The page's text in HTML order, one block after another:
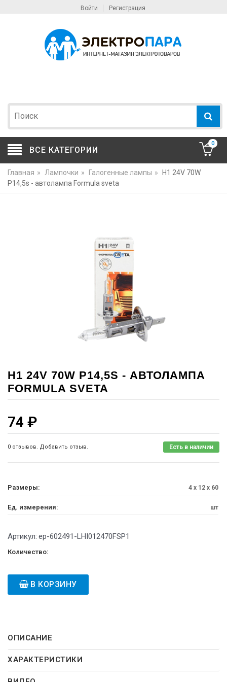
Войти Регистрация
ВСЕ КАТЕГОРИИ
0
Главная » Лампочки » Галогенные лампы »
H1 24V 70W
P14,5s - автолампа Formula sveta
H1 24V 70W P14,5S - АВТОЛАМПА
FORMULA SVETA
74 ₽
0 отзывов. Добавить отзыв. Есть в наличии
Размеры: 4 x 12 x 60
Ед. измерения: шт
Артикул: ep-602491-LHI012470FSP1
Количество:
В КОРЗИНУ
ОПИСАНИЕ
ХАРАКТЕРИСТИКИ